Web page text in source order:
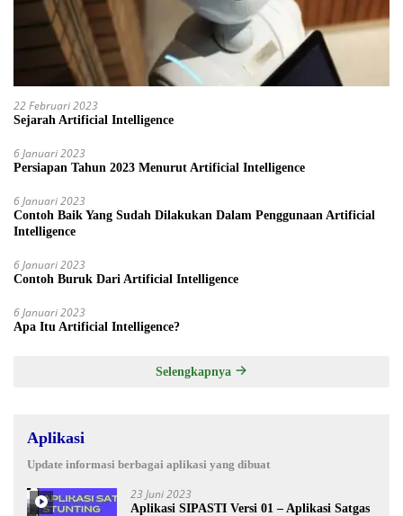
22 Februari 2023
Sejarah Artificial Intelligence
6 Januari 2023
Persiapan Tahun 2023 Menurut Artificial Intelligence
6 Januari 2023
Contoh Baik Yang Sudah Dilakukan Dalam Penggunaan Artificial
Intelligence
6 Januari 2023
Contoh Buruk Dari Artificial Intelligence
6 Januari 2023
Apa Itu Artificial Intelligence?
Selengkapnya
Aplikasi
Update informasi berbagai aplikasi yang dibuat
23 Juni 2023
Aplikasi SIPASTI Versi 01 – Aplikasi Satgas